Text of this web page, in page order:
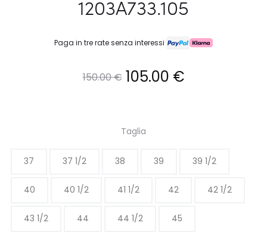
1203A733.105
Paga in tre rate senza interessi
150.00€ Il
originale
150.00 €.
105.00 €Il
è:
105.00 €.
Taglia
37 37 1/2 38 39 39 1/2
40 40 1/2 41 1/2 42 42 1/2
43 1/2 44 44 1/2 45